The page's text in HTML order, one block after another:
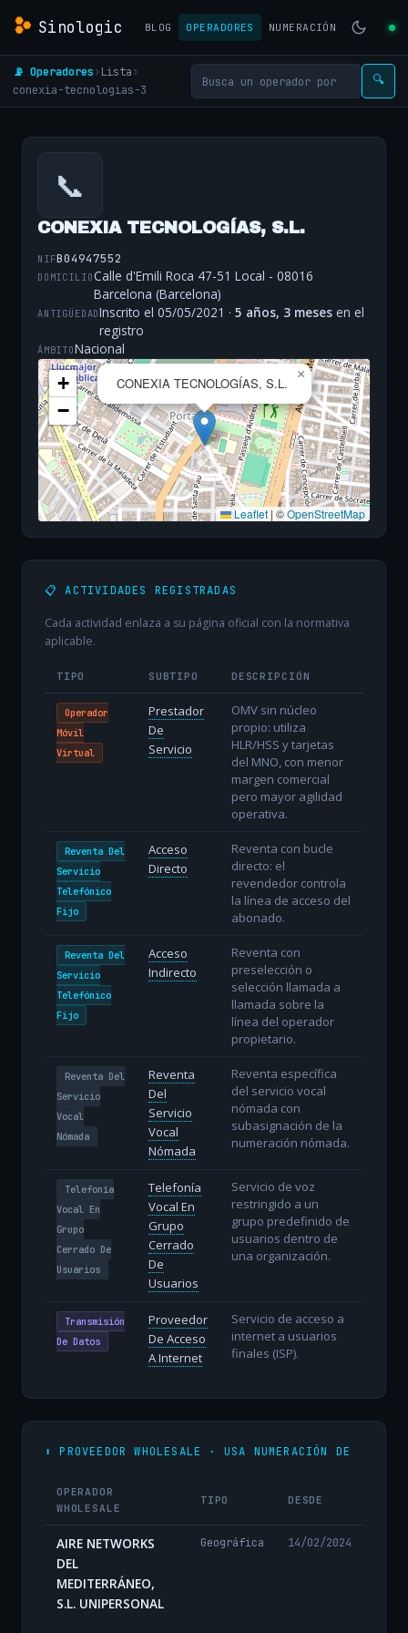
Sinologic BLOG OPERADORES NUMERACIÓN
📡 Operadores› Lista›
conexia-tecnologias-3
🔍
📞
CONEXIA TECNOLOGÍAS, S.L.
NIFB04947552
DOMICILIOCalle d'Emili Roca 47-51 Local - 08016
Barcelona (Barcelona)
ANTIGÜEDADInscrito el 05/05/2021 ·5 años, 3 meses en el
registro
ÁMBITONacional
CONEXIA TECNOLOGÍAS, S.L.
×
+
−
Leaflet | ©OpenStreetMap
📋 ACTIVIDADES REGISTRADAS
Cada actividad enlaza a su página oficial con la normativa
aplicable.
TIPO SUBTIPO DESCRIPCIÓN
Operador
Móvil
Virtual
Prestador
De
Servicio
OMV sin núcleo
propio: utiliza
HLR/HSS y tarjetas
del MNO, con menor
margen comercial
pero mayor agilidad
operativa.
Reventa Del
Servicio
Telefónico
Fijo
Acceso
Directo
Reventa con bucle
directo: el
revendedor controla
la línea de acceso del
abonado.
Reventa Del
Servicio
Telefónico
Fijo
Acceso
Indirecto
Reventa con
preselección o
selección llamada a
llamada sobre la
línea del operador
propietario.
Reventa Del
Servicio
Vocal
Nómada
Reventa
Del
Servicio
Vocal
Nómada
Reventa específica
del servicio vocal
nómada con
subasignación de la
numeración nómada.
Telefonía
Vocal En
Grupo
Cerrado De
Usuarios
Telefonía
Vocal En
Grupo
Cerrado
De
Usuarios
Servicio de voz
restringido a un
grupo predefinido de
usuarios dentro de
una organización.
Transmisión
De Datos
Proveedor
De Acceso
A Internet
Servicio de acceso a
internet a usuarios
finales (ISP).
⬆️ PROVEEDOR WHOLESALE · USA NUMERACIÓN DE
OPERADOR
WHOLESALE
TIPO DESDE
AIRE NETWORKS
DEL
MEDITERRÁNEO,
S.L. UNIPERSONAL
Geográfica 14/02/2024